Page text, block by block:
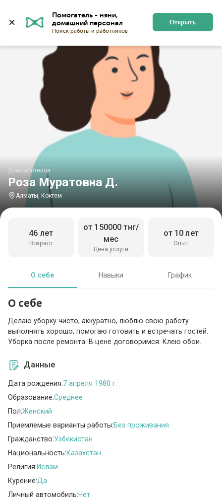
Помогатель - няни,
Поиск работы и работников
Открыть
Роза Муратовна Д.
Домработница
Алматы, Коктем
Возраст
46 лет
Цена услуги
от 150000 тнг/
мес
Опыт
от 10 лет
О себе Навыки График
О себе
Делаю уборку чисто, аккуратно, люблю свою работу
выполнять хорошо, помогаю готовить и встречать гостей.
Уборка после ремонта. В цене договоримся. Клею обои.
Данные
Дата рождения:7 апреля 1980 г.
Образование:Среднее
Пол:Женский
Приемлемые варианты работы:Без проживания
Гражданство:Узбекистан
Национальность:Казахстан
Религия:Ислам
Курение:Да
Личный автомобиль:Нет